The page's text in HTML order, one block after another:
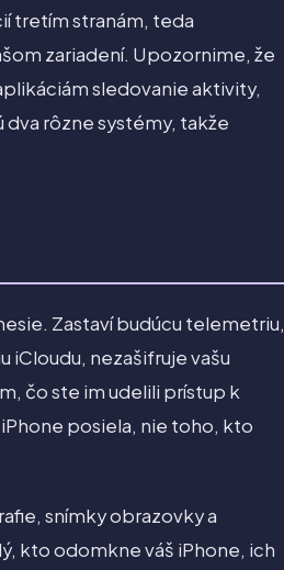
tretím stranám, teda
zariadení. Upozornime, že
sledovanie aktivity,
dva rôzne systémy, takže
Zastaví budúcu telemetriu,
iCloudu, nezašifruje vašu
čo ste im udelili prístup k
posiela, nie toho, kto
snímky obrazovky a
kto odomkne váš iPhone, ich